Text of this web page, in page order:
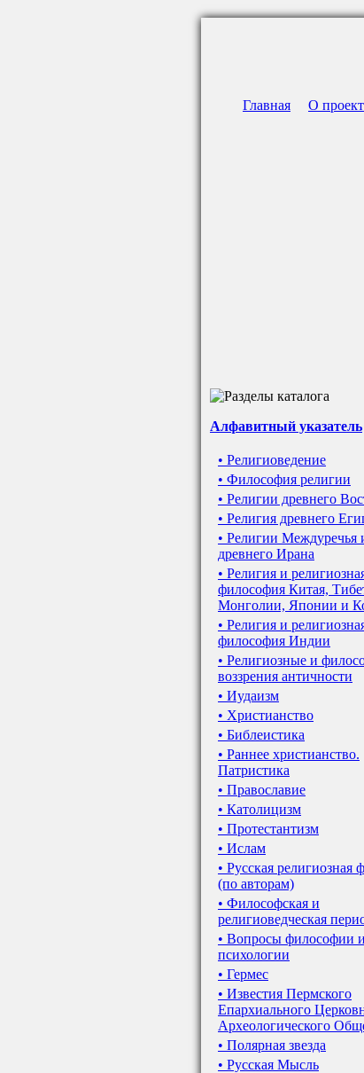
Главная О
Алфавитный указатель
• Религиоведение
• Философия религии
• Религии древнего
• Религия древнего
• Религии Междуречья
древнего Ирана
• Религия и
философия Китая,
Монголии, Японии и
• Религия и
философия Индии
• Религиозные и
воззрения античности
• Иудаизм
• Христианство
• Библеистика
• Раннее христианство.
Патристика
• Православие
• Католицизм
• Протестантизм
• Ислам
• Русская религиозная
(по авторам)
• Философская и
религиоведческая
• Вопросы философии и
психологии
• Гермес
• Известия Пермского
Епархиального
Археологического
• Полярная звезда
• Русская Мысль